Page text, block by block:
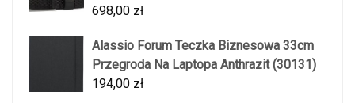
698,00 zł
Alassio Forum Teczka Biznesowa 33cm
Przegroda Na Laptopa Anthrazit (30131)
194,00 zł